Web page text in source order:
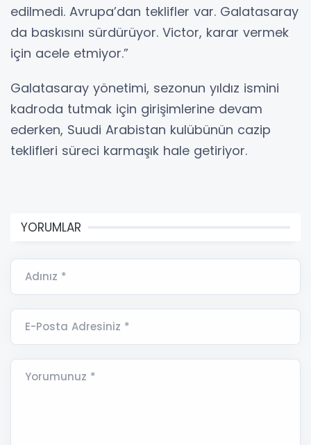
edilmedi. Avrupa’dan teklifler var. Galatasaray
da baskısını sürdürüyor. Victor, karar vermek
için acele etmiyor.”
Galatasaray yönetimi, sezonun yıldız ismini
kadroda tutmak için girişimlerine devam
ederken, Suudi Arabistan kulübünün cazip
teklifleri süreci karmaşık hale getiriyor.
YORUMLAR
Adınız *
E-Posta Adresiniz *
Yorumunuz *